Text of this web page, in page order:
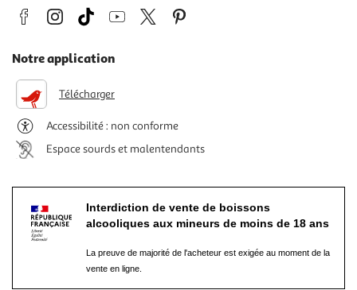
Notre application
Télécharger
Accessibilité : non conforme
Espace sourds et malentendants
Interdiction de vente de boissons
alcooliques aux mineurs de moins de 18 ans
La preuve de majorité de l'acheteur est exigée au moment de la
vente en ligne.